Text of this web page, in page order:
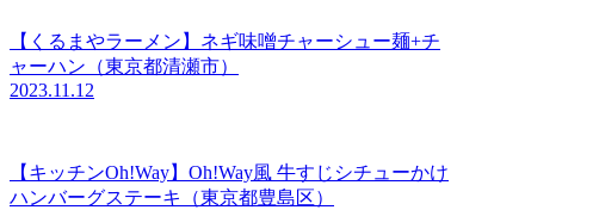
【くるまやラーメン】ネギ味噌チャーシュー麺+チ
ャーハン（東京都清瀬市）
2023.11.12
【キッチンOh!Way】Oh!Way風 牛すじシチューかけ
ハンバーグステーキ（東京都豊島区）